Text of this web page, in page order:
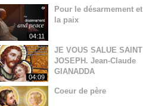
04:11
Pour le désarmement et
la paix
04:09
JE VOUS SALUE SAINT
JOSEPH. Jean-Claude
GIANADDA
Coeur de père